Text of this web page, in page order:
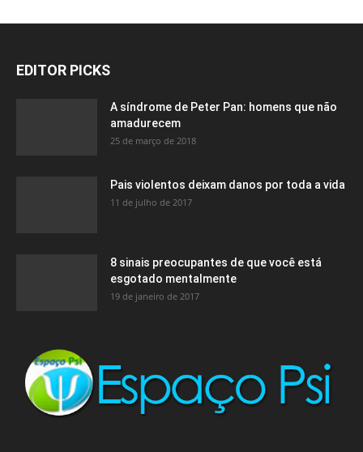
EDITOR PICKS
A síndrome de Peter Pan: homens que não
amadurecem
25 de março de 2018
Pais violentos deixam danos por toda a vida
11 de julho de 2017
8 sinais preocupantes de que você está
esgotado mentalmente
19 de janeiro de 2017